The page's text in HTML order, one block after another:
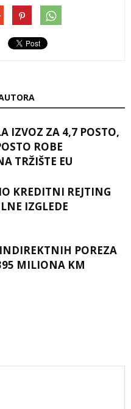
IZVOZ ZA 4,7 POSTO,
ROBE
TRŽIŠTE EU
KREDITNI REJTING
IZGLEDE
POREZA
MILIONA KM